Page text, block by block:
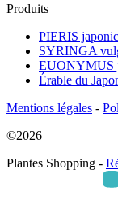
Produits
PIERIS
SYRINGA
EUONYMUS
Érable du
Mentions légales -
©2026
Plantes Shopping -